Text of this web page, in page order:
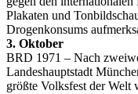
Plakaten und
Drogenkonsums
3. Oktober
BRD 1971 – Nach
Landeshauptstadt
größte Volksfest der